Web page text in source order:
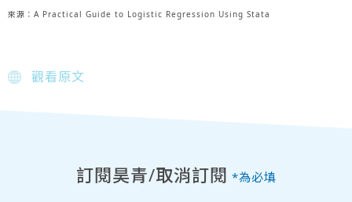
來源：A Practical Guide to Logistic Regression Using Stata
觀看原文
訂閱昊青/取消訂閱 *為必填